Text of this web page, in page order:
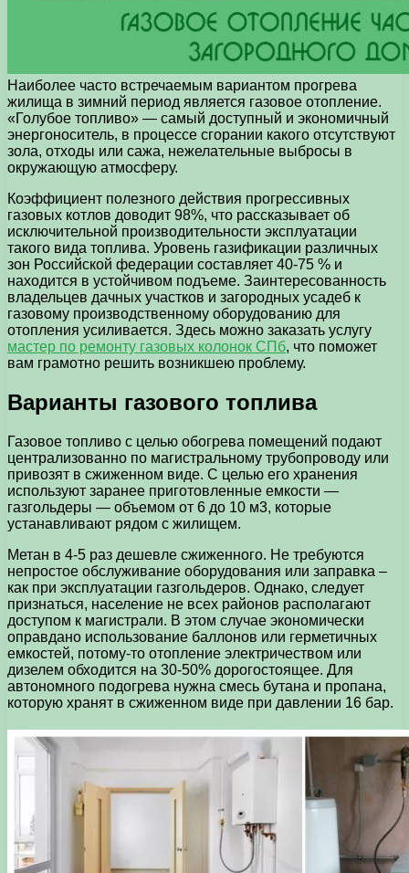
Наиболее часто встречаемым вариантом прогрева
жилища в зимний период является газовое отопление.
«Голубое топливо» — самый доступный и экономичный
энергоноситель, в процессе сгорании какого отсутствуют
зола, отходы или сажа, нежелательные выбросы в
окружающую атмосферу.
Коэффициент полезного действия прогрессивных
газовых котлов доводит 98%, что рассказывает об
исключительной производительности эксплуатации
такого вида топлива. Уровень газификации различных
зон Российской федерации составляет 40-75 % и
находится в устойчивом подъеме. Заинтересованность
владельцев дачных участков и загородных усадеб к
газовому производственному оборудованию для
отопления усиливается. Здесь можно заказать услугу
мастер по ремонту газовых колонок СПб, что поможет
вам грамотно решить возникшею проблему.
Варианты газового топлива
Газовое топливо с целью обогрева помещений подают
централизованно по магистральному трубопроводу или
привозят в сжиженном виде. С целью его хранения
используют заранее приготовленные емкости —
газгольдеры — объемом от 6 до 10 м3, которые
устанавливают рядом с жилищем.
Метан в 4-5 раз дешевле сжиженного. Не требуются
непростое обслуживание оборудования или заправка –
как при эксплуатации газгольдеров. Однако, следует
признаться, население не всех районов располагают
доступом к магистрали. В этом случае экономически
оправдано использование баллонов или герметичных
емкостей, потому-то отопление электричеством или
дизелем обходится на 30-50% дорогостоящее. Для
автономного подогрева нужна смесь бутана и пропана,
которую хранят в сжиженном виде при давлении 16 бар.